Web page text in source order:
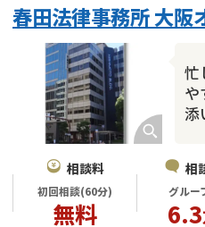
忙
や
添
春田法律事務所 大阪
相談料
初回相談(60分)
無料
相
グルー
6.3